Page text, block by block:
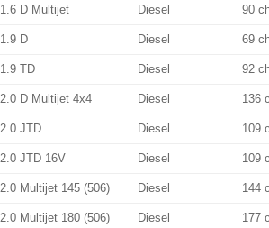
1.6 D Multijet Diesel 90
1.9 D Diesel 69
1.9 TD Diesel 92
2.0 D Multijet 4x4 Diesel 136
2.0 JTD Diesel 109
2.0 JTD 16V Diesel 109
2.0 Multijet 145 (506) Diesel 144
2.0 Multijet 180 (506) Diesel 177